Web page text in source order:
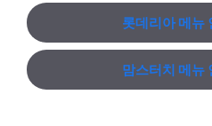
롯데리아 메뉴
맘스터치 메뉴